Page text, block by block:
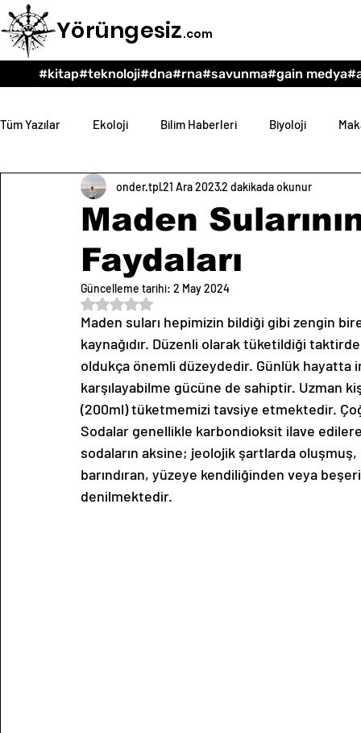
Yörüngesiz.com
Tüm Yazılar Ekoloji Bilim Haberleri Biyoloji
Psikoloji Eğitim Felsefe
Maden
Faydaları
onder.tpl21 Ara 20232 dakikada okunur
Güncelleme tarihi: 2 May 2024
5 üzerinden NaN yıldız
Maden suları hepimizin bildiği gibi zengin
kaynağıdır. Düzenli olarak tüketildiği
oldukça önemli düzeydedir. Günlük hayatta
karşılayabilme gücüne de sahiptir. Uzman
(200ml) tüketmemizi tavsiye etmektedir.
Sodalar genellikle karbondioksit ilave
sodaların aksine; jeolojik şartlarda
barındıran, yüzeye kendiliğinden veya
denilmektedir.
#kitap#teknoloji#dna#rna#savunma#gain medya